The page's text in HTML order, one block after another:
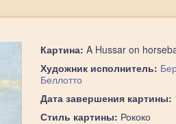
Картина: A Hussar on
Художник исполнитель:
Беллотто
Дата завершения картины:
Стиль картины: Рококо